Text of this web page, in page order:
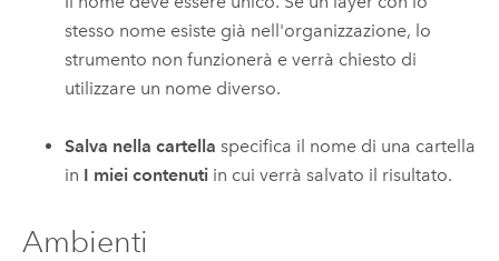
stesso nome esiste già nell'organizzazione, lo
strumento non funzionerà e verrà chiesto di
utilizzare un nome diverso.
Salva nella cartella specifica il nome di una cartella
in I miei contenuti in cui verrà salvato il risultato.
Ambienti